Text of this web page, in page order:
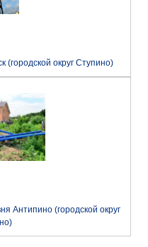
(городской округ Ступино)
Антипино (городской округ